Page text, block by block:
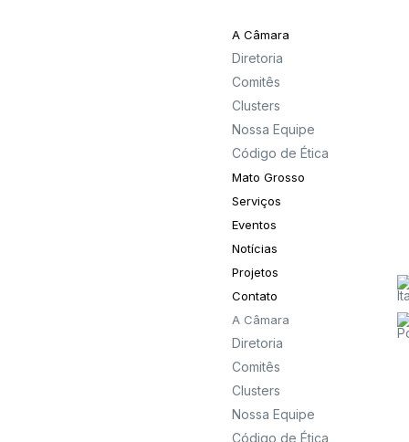
A Câmara
Diretoria
Comitês
Clusters
Nossa Equipe
Código de Ética
Mato Grosso
Serviços
Eventos
Notícias
Projetos
Contato
A Câmara
Diretoria
Comitês
Clusters
Nossa Equipe
Código de Ética